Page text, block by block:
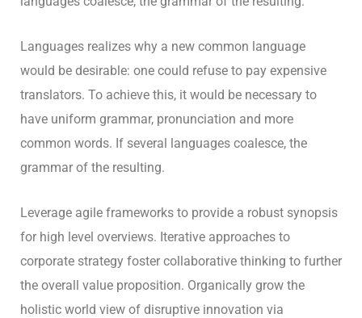
Languages realizes why a new common language
would be desirable: one could refuse to pay expensive
translators. To achieve this, it would be necessary to
have uniform grammar, pronunciation and more
common words. If several languages coalesce, the
grammar of the resulting.
Leverage agile frameworks to provide a robust synopsis
for high level overviews. Iterative approaches to
corporate strategy foster collaborative thinking to further
the overall value proposition. Organically grow the
holistic world view of disruptive innovation via